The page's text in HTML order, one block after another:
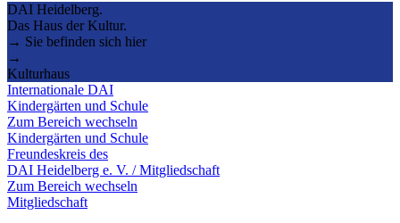
DAI Heidelberg.
Das Haus der Kultur.
→ Sie befinden sich hier
→
Kulturhaus
Internationale DAI
Kindergärten und Schule
Zum Bereich wechseln
Kindergärten und Schule
Freundeskreis des
DAI Heidelberg e. V. / Mitgliedschaft
Zum Bereich wechseln
Mitgliedschaft